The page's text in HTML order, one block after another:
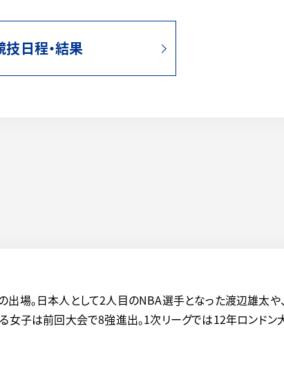
技日程・結果
場。日本人として2人目のNBA選手となった渡辺雄太や
子は前回大会で8強進出。1次リーグでは12年ロンドン